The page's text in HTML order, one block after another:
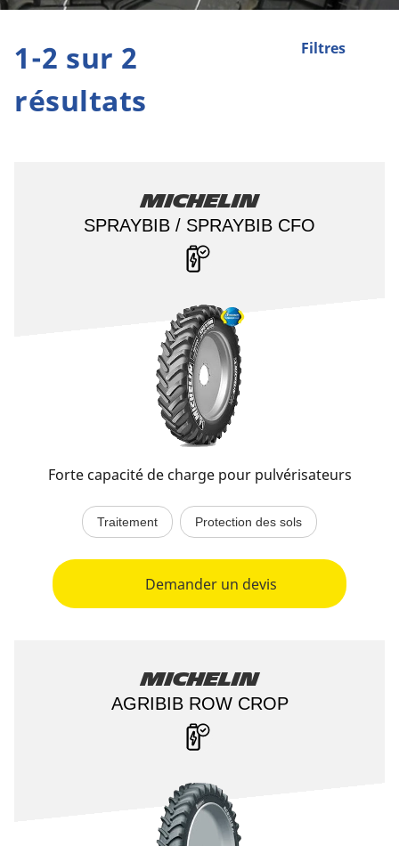
Filtres
1-2 sur 2
résultats
Michelin
SPRAYBIB / SPRAYBIB CFO
Forte capacité de charge pour pulvérisateurs
Traitement Protection des sols
Demander un devis
Michelin
AGRIBIB ROW CROP​